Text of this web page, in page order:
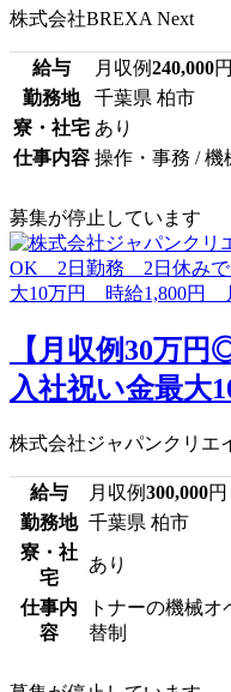
株式会社BREXA Next
給与 月収例240,000円
勤務地
千葉県 柏市
寮・社宅 あり
仕事内容 操作・事務 / 機
募集が停止しています
【月収例30万
入社祝い金最大
株式会社ジャパンクリエ
給与 月収例300,000円
勤務地 千葉県 柏市
寮・社
宅
あり
仕事内
容
トナーの機械
替制